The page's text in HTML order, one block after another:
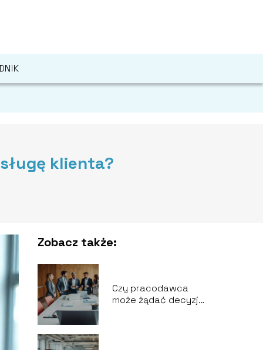
klienta?
Zobacz także:
Czy pracodawca
może żądać decyzji